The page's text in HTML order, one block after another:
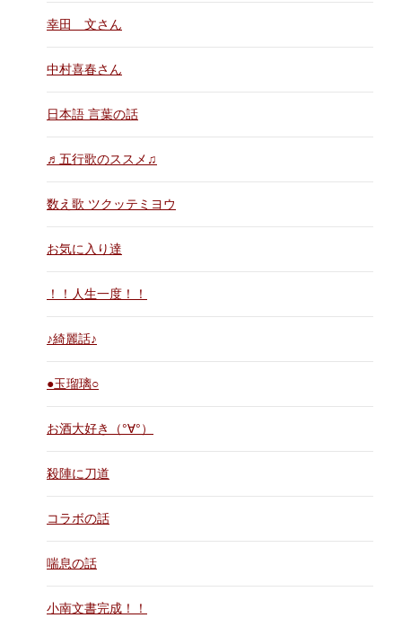
幸田 文さん
中村喜春さん
日本語 言葉の話
♬五行歌のススメ♫
数え歌 ツクッテミヨウ
お気に入り達
！！人生一度！！
♪綺麗話♪
●玉瑠璃○
お酒大好き（°∀°）
殺陣に刀道
コラボの話
喘息の話
小南文書完成！！